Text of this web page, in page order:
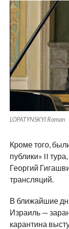
LOPATYNSKYI Roman
Кроме того,
публики» II
Георгий
трансляций.
В ближайшие
Израиль —
карантина